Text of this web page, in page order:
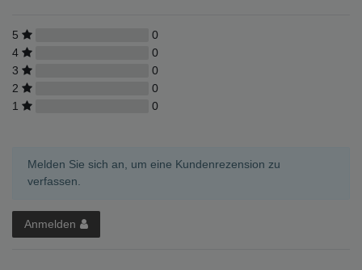
5
0
4
0
3
0
2
0
1
0
Melden Sie sich an, um eine Kundenrezension zu
verfassen.
Anmelden